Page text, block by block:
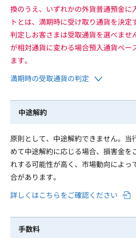
換のうえ、いずれかの外貨普通預金に
トとは、満期時に受け取り通貨を決
判定しお客さまは受取通貨を選べませ
が相対通貨に変わる場合預入通貨ベー
ます。
満期時の受取通貨の判定
中途解約
原則として、中途解約できません。当
めて中途解約に応じる場合、損害金を
れする可能性が高く、市場動向によっ
合があります。
詳しくはこちらをご確認ください
手数料